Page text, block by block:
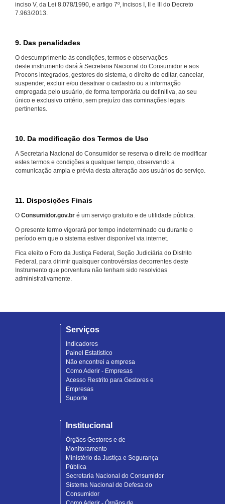
inciso V, da Lei 8.078/1990, e artigo 7º, incisos I, II e III do Decreto
7.963/2013.
9. Das penalidades
O descumprimento às condições, termos e observações
deste instrumento dará à Secretaria Nacional do Consumidor e aos
Procons integrados, gestores do sistema, o direito de editar, cancelar,
suspender, excluir e/ou desativar o cadastro ou a informação
empregada pelo usuário, de forma temporária ou definitiva, ao seu
único e exclusivo critério, sem prejuízo das cominações legais
pertinentes.
10. Da modificação dos Termos de Uso
A Secretaria Nacional do Consumidor se reserva o direito de modificar
estes termos e condições a qualquer tempo, observando a
comunicação ampla e prévia desta alteração aos usuários do serviço.
11. Disposições Finais
O Consumidor.gov.br é um serviço gratuito e de utilidade pública.
O presente termo vigorará por tempo indeterminado ou durante o
período em que o sistema estiver disponível via internet.
Fica eleito o Foro da Justiça Federal, Seção Judiciária do Distrito
Federal, para dirimir quaisquer controvérsias decorrentes deste
Instrumento que porventura não tenham sido resolvidas
administrativamente.
Serviços
Indicadores
Painel Estatístico
Não encontrei a empresa
Como Aderir - Empresas
Acesso Restrito para Gestores e
Empresas
Suporte
Institucional
Órgãos Gestores e de
Monitoramento
Ministério da Justiça e Segurança
Pública
Secretaria Nacional do Consumidor
Sistema Nacional de Defesa do
Consumidor